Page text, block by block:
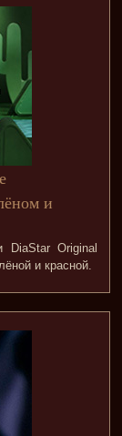
и
DiaStar Original
и красной.